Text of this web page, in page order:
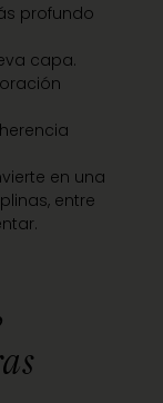
profundo
capa.
en una
entre